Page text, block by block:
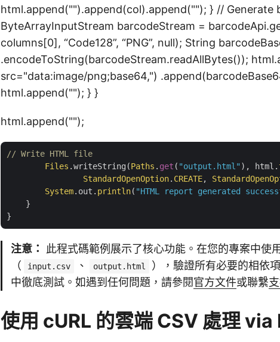
html.append("").append(col).append(""); } // Generate
ByteArrayInputStream barcodeStream =
columns[0], “Code128”, “PNG”, null); String
.encodeToString(barcodeStream.readAllBytes());
src="data:image/png;base64,")
html.append(""); } }
html.append("");
// Write HTML file
Files .writeString(Paths . get ( "output.html" ), html.
StandardOpenOption. CREATE,
System.out. println( "HTML report generated
    }
注意：
此程式碼範例展示了核心功能。在您的專案中使
（
input.csv 、 output.html
），驗證所有必要的相依
中徹底測試。如遇到任何問題，請參閱官方文件或聯繫
使用 cURL 的雲端 CSV 處理 via